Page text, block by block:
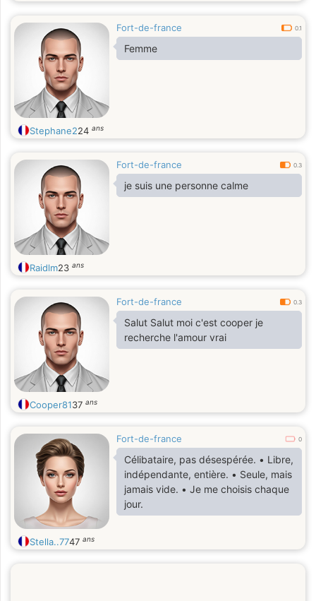
Fort-de-france 0.1
Femme
Stephane224 ans
Fort-de-france 0.3
je suis une personne calme
Raidlm23 ans
Fort-de-france 0.3
Salut Salut moi c'est cooper je
recherche l'amour vrai
Cooper8137 ans
Fort-de-france 0
Célibataire, pas désespérée. • Libre,
indépendante, entière. • Seule, mais
jamais vide. • Je me choisis chaque
jour.
Stella..7747 ans